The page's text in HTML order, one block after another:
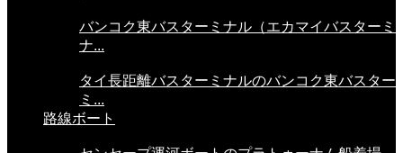
バンコク東バスターミナル（エカマイバスターミ
ナ...
タイ長距離バスターミナルのバンコク東バスター
ミ...
路線ボート